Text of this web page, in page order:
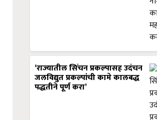
‘राज्यातील सिंचन प्रकल्पासह उदंचन
जलविद्युत प्रकल्पांची कामे कालबद्ध
पद्धतीने पूर्ण करा’